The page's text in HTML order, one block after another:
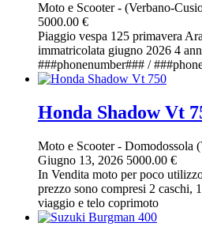
Moto e Scooter- (Verbano-
5000.00 €
Piaggio vespa 125 primavera
immatricolata giugno 2026 4
###phonenumber### /
Honda Shadow Vt
Moto e Scooter- Domodossola
Giugno 13, 2026 5000.00 €
In Vendita moto per poco
prezzo sono compresi 2 caschi,
viaggio e telo coprimoto